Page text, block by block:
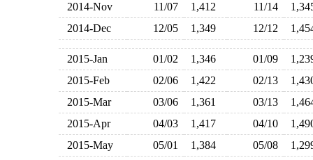
2014-Nov
11/07 1,412 11/14
2014-Dec
12/05 1,349 12/12
2015-Jan 01/02 1,346 01/09
2015-Feb
02/06 1,422 02/13
2015-Mar
03/06 1,361 03/13
2015-Apr
04/03 1,417 04/10
2015-May
05/01 1,384 05/08